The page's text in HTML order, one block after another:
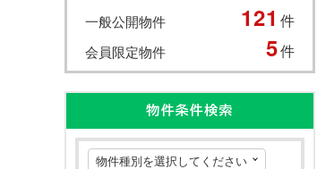
一般公開物件 121 件
会員限定物件 5件
物件条件検索